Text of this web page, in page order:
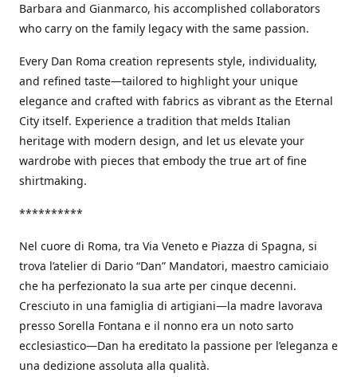
Barbara and Gianmarco, his accomplished collaborators
who carry on the family legacy with the same passion.
Every Dan Roma creation represents style, individuality,
and refined taste—tailored to highlight your unique
elegance and crafted with fabrics as vibrant as the Eternal
City itself. Experience a tradition that melds Italian
heritage with modern design, and let us elevate your
wardrobe with pieces that embody the true art of fine
shirtmaking.
**********
Nel cuore di Roma, tra Via Veneto e Piazza di Spagna, si
trova l’atelier di Dario “Dan” Mandatori, maestro camiciaio
che ha perfezionato la sua arte per cinque decenni.
Cresciuto in una famiglia di artigiani—la madre lavorava
presso Sorella Fontana e il nonno era un noto sarto
ecclesiastico—Dan ha ereditato la passione per l’eleganza e
una dedizione assoluta alla qualità.